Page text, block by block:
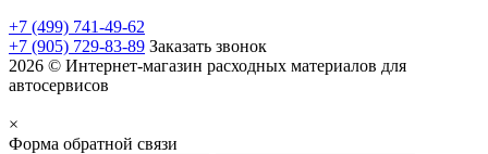
+7 (499) 741-49-62
+7 (905) 729-83-89 Заказать звонок
2026 © Интернет-магазин расходных материалов для
автосервисов
×
Форма обратной связи